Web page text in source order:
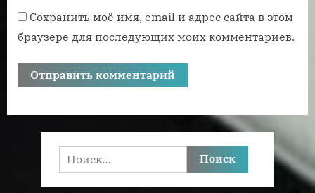
Сохранить моё имя, email и адрес сайта в этом
браузере для последующих моих комментариев.
Найти: